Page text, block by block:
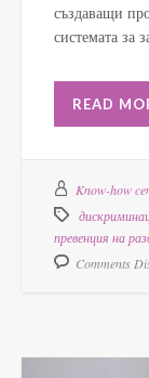
създаващи
системата за
READ
Know-how
превенция на
Comments